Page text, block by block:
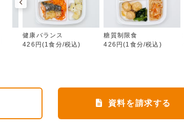
健康バランス
健康バランス
426円(1食分/税込)
糖質制限食
426円(1食分/税込)
資料を請求する